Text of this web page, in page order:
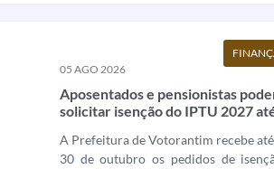
05 AGO 2026
Aposentados e pensionistas
solicitar isenção do IPTU 2027
A Prefeitura de Votorantim recebe
30 de outubro os pedidos de